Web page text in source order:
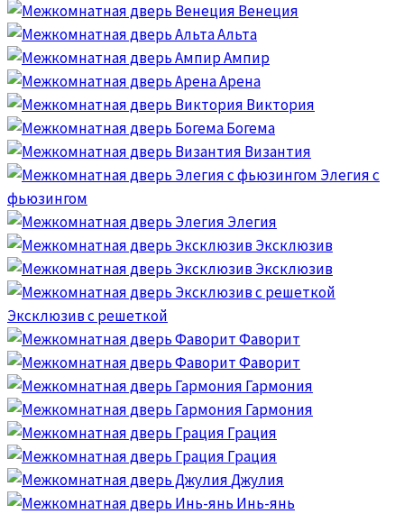
Венеция
Альта
Ампир
Арена
Виктория
Богема
Византия
Элегия с
фьюзингом
Элегия
Эксклюзив
Эксклюзив
Эксклюзив с решеткой
Фаворит
Фаворит
Гармония
Гармония
Грация
Грация
Джулия
Инь-янь